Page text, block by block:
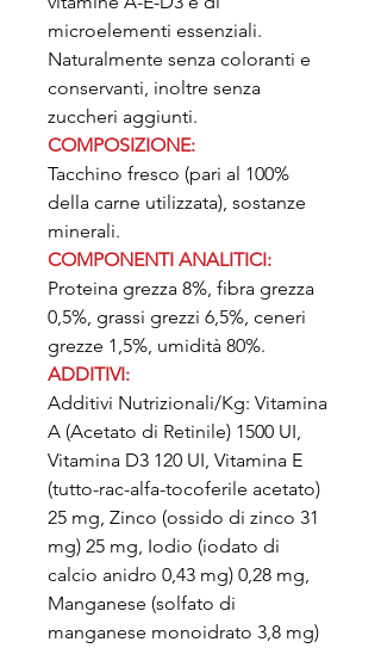
microelementi essenziali.
Naturalmente senza coloranti e
conservanti, inoltre senza
zuccheri aggiunti.
COMPOSIZIONE:
Tacchino fresco (pari al 100%
della carne utilizzata), sostanze
minerali.
COMPONENTI ANALITICI:
Proteina grezza 8%, fibra grezza
0,5%, grassi grezzi 6,5%, ceneri
grezze 1,5%, umidità 80%.
ADDITIVI:
Additivi Nutrizionali/Kg: Vitamina
A (Acetato di Retinile) 1500 UI,
Vitamina D3 120 UI, Vitamina E
(tutto-rac-alfa-tocoferile acetato)
25 mg, Zinco (ossido di zinco 31
mg) 25 mg, Iodio (iodato di
calcio anidro 0,43 mg) 0,28 mg,
Manganese (solfato di
manganese monoidrato 3,8 mg)